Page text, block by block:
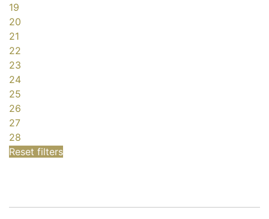
19
20
21
22
23
24
25
26
27
28
Reset filters